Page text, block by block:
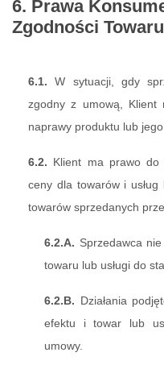
6. Prawa
Zgodności
6.1. W sytuacji, gdy
zgodny z umową, Klient
naprawy produktu lub
6.2. Klient ma prawo do
ceny dla towarów i
towarów sprzedanych
6.2.A. Sprzedawca
towaru lub usługi do
6.2.B. Działania
efektu i towar lub
umowy.